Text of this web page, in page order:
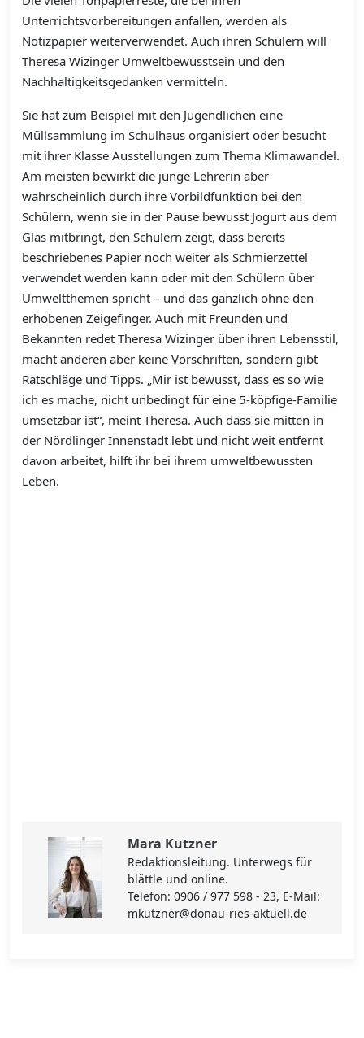
Unterrichtsvorbereitungen anfallen, werden als
Notizpapier weiterverwendet. Auch ihren Schülern will
Theresa Wizinger Umweltbewusstsein und den
Nachhaltigkeitsgedanken vermitteln.
Sie hat zum Beispiel mit den Jugendlichen eine
Müllsammlung im Schulhaus organisiert oder besucht
mit ihrer Klasse Ausstellungen zum Thema Klimawandel.
Am meisten bewirkt die junge Lehrerin aber
wahrscheinlich durch ihre Vorbildfunktion bei den
Schülern, wenn sie in der Pause bewusst Jogurt aus dem
Glas mitbringt, den Schülern zeigt, dass bereits
beschriebenes Papier noch weiter als Schmierzettel
verwendet werden kann oder mit den Schülern über
Umweltthemen spricht – und das gänzlich ohne den
erhobenen Zeigefinger. Auch mit Freunden und
Bekannten redet Theresa Wizinger über ihren Lebensstil,
macht anderen aber keine Vorschriften, sondern gibt
Ratschläge und Tipps. „Mir ist bewusst, dass es so wie
ich es mache, nicht unbedingt für eine 5-köpfige-Familie
umsetzbar ist“, meint Theresa. Auch dass sie mitten in
der Nördlinger Innenstadt lebt und nicht weit entfernt
davon arbeitet, hilft ihr bei ihrem umweltbewussten
Leben.
Mara Kutzner
Redaktionsleitung. Unterwegs für
blättle und online.
Telefon: 0906 / 977 598 - 23, E-Mail:
mkutzner@donau-ries-aktuell.de